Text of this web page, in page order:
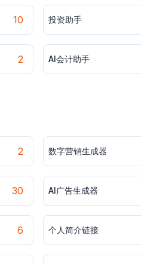
10 投资助手
2 AI会计助手
2 数字营销生成器
30 AI广告生成器
6 个人简介链接